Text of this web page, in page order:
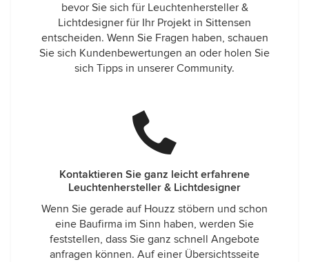
bevor Sie sich für Leuchtenhersteller &
Lichtdesigner für Ihr Projekt in Sittensen
entscheiden. Wenn Sie Fragen haben, schauen
Sie sich Kundenbewertungen an oder holen Sie
sich Tipps in unserer Community.
Kontaktieren Sie ganz leicht erfahrene
Leuchtenhersteller & Lichtdesigner
Wenn Sie gerade auf Houzz stöbern und schon
eine Baufirma im Sinn haben, werden Sie
feststellen, dass Sie ganz schnell Angebote
anfragen können. Auf einer Übersichtsseite